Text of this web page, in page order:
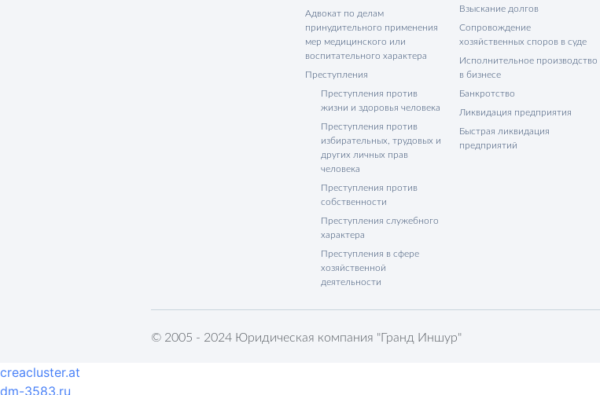
Адвокат по делам
принудительного применения
мер медицинского или
воспитательного характера
Преступления
Преступления против
жизни и здоровья человека
Преступления против
избирательных, трудовых и
других личных прав
человека
Преступления против
собственности
Преступления служебного
характера
Преступления в сфере
хозяйственной
деятельности
Взыскание долгов
Сопровождение
хозяйственных споров в суде
Исполнительное производство
в бизнесе
Банкротство
Ликвидация предприятия
Быстрая ликвидация
предприятий
© 2005 - 2024 Юридическая компания "Гранд Иншур"
creacluster.at
dm-3583.ru